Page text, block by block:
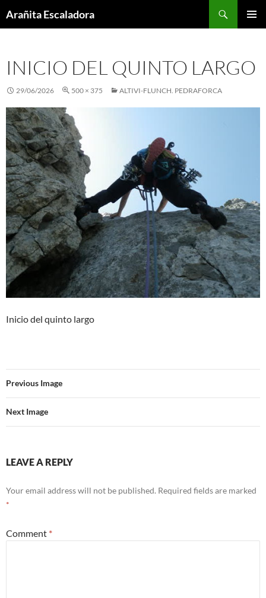
toArañita Escaladora
INICIO DEL QUINTO LARGO
29/06/2026 500 × 375 ALTIVI-FLUNCH. PEDRAFORCA
Inicio del quinto largo
Previous Image
Next Image
LEAVE A REPLY
Your email address will not be published. Required fields are marked
*
Comment *